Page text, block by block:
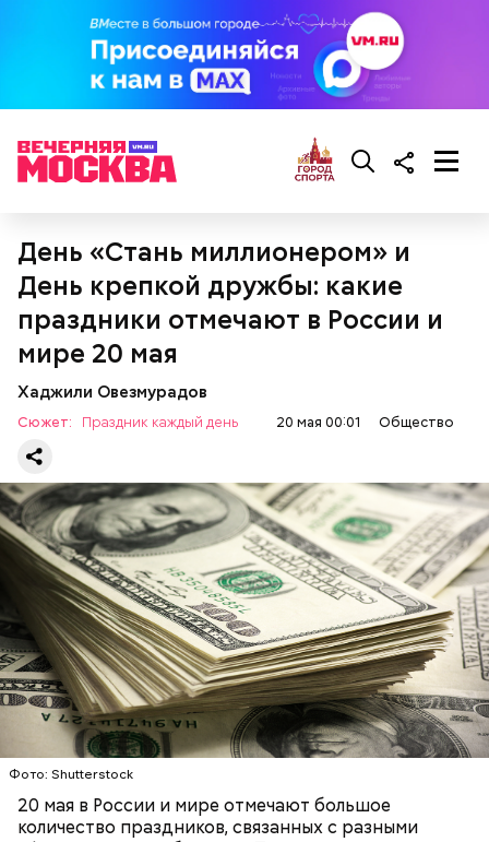
День «Стань миллионером» и
День крепкой дружбы: какие
праздники отмечают в России и
мире 20 мая
Хаджили Овезмурадов
Сюжет: Праздник каждый день 20 мая 00:01 Общество
Фото: Shutterstock
20 мая в России и мире отмечают большое
количество праздников, связанных с разными
Ингредиенты:
кабачок;
брынза;
растительное масло;
помидоры черри либо грунтовые.
масла, соль, а сверху бросить хаотично
порезанную брынзу. Затем добавляются помидоры
черри или грунтовые, — рассказал шеф-повар.
беременным, кормящим женщинам;
людям с ослабленной иммунной системой;
пожилым;
детям.
— Там может содержаться огромное количество
нитратов, которое вызовет головокружение,